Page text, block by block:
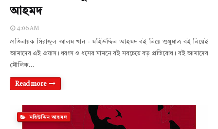
আহমদ
4:06 AM
প্রতিনায়ক সিরাজুল আলম খান - মহিউদ্দিন আহমদ বই নিয়ে শুধুমাত্র বই নিয়েই
আমাদের এই প্রয়াস। ধ্বংস ও ধসের সামনে বই সবচেয়ে বড় প্রতিরোধ। বই আমাদের
মৌলিক…
Read more
মহিউদ্দিন আহমদ